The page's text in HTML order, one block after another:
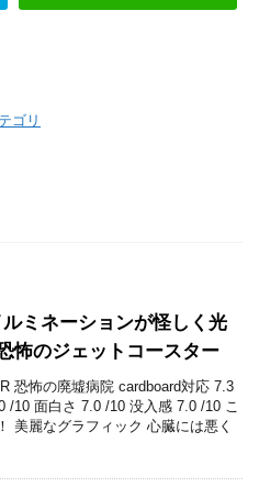
ゴリ
ミネーションが怪しく光
怖のジェットコースター
恐怖の廃墟病院 cardboard対応 7.3
/10 面白さ 7.0 /10 没入感 7.0 /10 こ
美麗なグラフィック 心臓には悪く